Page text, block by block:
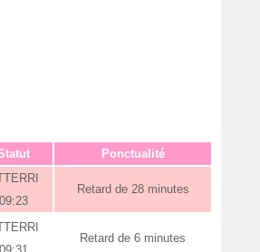
Ponctualité
09:23
Retard de 28 minutes
Retard de 6 minutes